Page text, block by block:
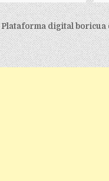
Plataforma digital boricua